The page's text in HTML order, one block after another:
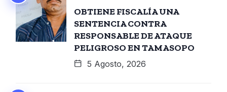
OBTIENE FISCALÍA UNA
SENTENCIA CONTRA
RESPONSABLE DE ATAQUE
PELIGROSO EN TAMASOPO
5 Agosto, 2026